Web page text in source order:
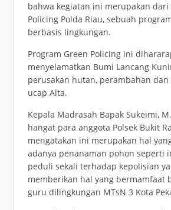
bahwa kegiatan ini merupakan dari
Policing Polda Riau, sebuah
berbasis lingkungan.
Program Green Policing ini
menyelamatkan Bumi Lancang
perusakan hutan, perambahan
ucap Alta.
Kepala Madrasah Bapak Sukeimi,
hangat para anggota Polsek Bukit
mengatakan ini merupakan hal
adanya penanaman pohon seperti
peduli sekali terhadap kepolisian
memberikan hal yang bermamfaat
guru dilingkungan MTsN 3 Kota